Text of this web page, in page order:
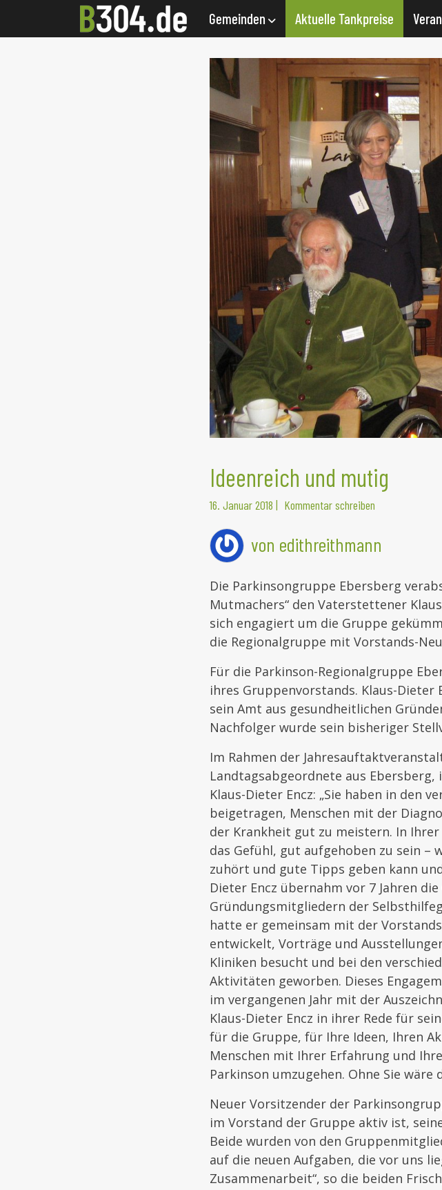
Gemeinden Aktuelle Tankpreise
Ideenreich und mutig
16. Januar 2018 | Kommentar schreiben
von edithreithmann
Die Parkinsongruppe Ebersberg
Mutmachers“ den Vaterstettener
sich engagiert um die Gruppe
die Regionalgruppe mit Vorstands-
Für die Parkinson-Regionalgruppe
ihres Gruppenvorstands. Klaus-
sein Amt aus gesundheitlichen
Nachfolger wurde sein bisheriger
Im Rahmen der
Landtagsabgeordnete aus
Klaus-Dieter Encz: „Sie haben in den
beigetragen, Menschen mit der
der Krankheit gut zu meistern. In
das Gefühl, gut aufgehoben zu sein –
zuhört und gute Tipps geben kann
Dieter Encz übernahm vor 7 Jahren
Gründungsmitgliedern der
hatte er gemeinsam mit der
entwickelt, Vorträge und
Kliniken besucht und bei den
Aktivitäten geworben. Dieses
im vergangenen Jahr mit der
Klaus-Dieter Encz in ihrer Rede für
für die Gruppe, für Ihre Ideen, Ihren
Menschen mit Ihrer Erfahrung und
Parkinson umzugehen. Ohne Sie
Neuer Vorsitzender der
im Vorstand der Gruppe aktiv ist,
Beide wurden von den
auf die neuen Aufgaben, die vor uns
Zusammenarbeit“, so die beiden